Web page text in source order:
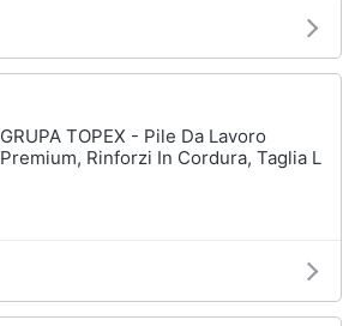
GRUPA TOPEX - Pile Da Lavoro
Premium, Rinforzi In Cordura, Taglia L